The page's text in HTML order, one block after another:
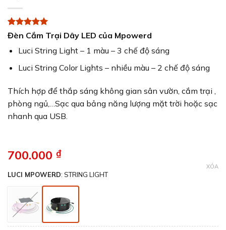
5trên 5
dựa trên
41
đánh giá
Đèn Cắm Trại Dây LED của Mpowerd
Luci String Light – 1 màu – 3 chế độ sáng
Luci String Color Lights – nhiều màu – 2 chế độ sáng
Thích hợp để thắp sáng không gian sân vườn, cắm trại ,
phòng ngủ,… Sạc qua bảng năng lượng mặt trời hoặc sạc
nhanh qua USB.
700.000 ₫
LUCI MPOWERD: STRING LIGHT
XÓA